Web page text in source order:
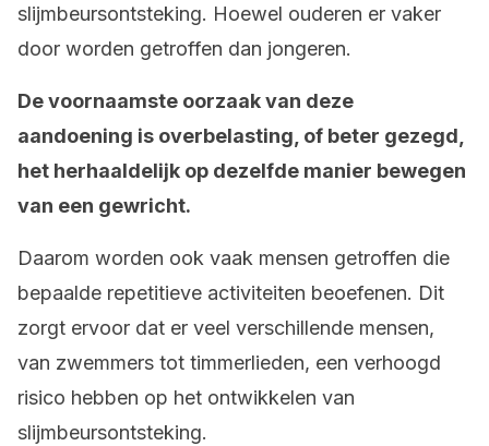
slijmbeursontsteking. Hoewel ouderen er vaker
door worden getroffen dan jongeren.
De voornaamste oorzaak van deze
aandoening is overbelasting, of beter gezegd,
het herhaaldelijk op dezelfde manier bewegen
van een gewricht.
Daarom worden ook vaak mensen getroffen die
bepaalde repetitieve activiteiten beoefenen. Dit
zorgt ervoor dat er veel verschillende mensen,
van zwemmers tot timmerlieden, een verhoogd
risico hebben op het ontwikkelen van
slijmbeursontsteking.